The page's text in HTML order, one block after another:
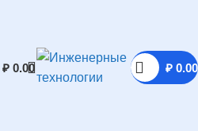
₽ 0.00 ₽ 0.00